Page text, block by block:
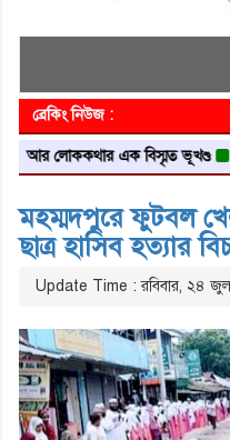
ব্রেকিং নিউজ :
এক বিস্মৃত ভূখণ্ড মাগুরায়
মহম্মদপুরে ফুটবল
ছাত্র হাসিব হত্যার
Update Time : রবিবার, ২৪